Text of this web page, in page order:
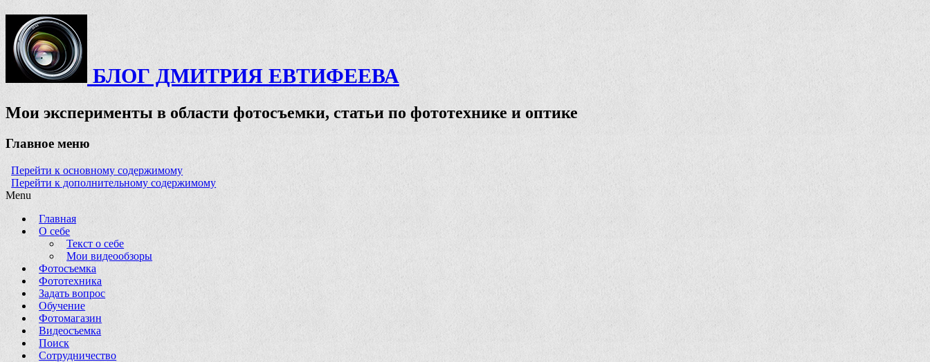
БЛОГ ДМИТРИЯ ЕВТИФЕЕВА
Мои эксперименты в области фотосъемки, статьи по фототехнике и оптике
Главное меню
Перейти к основному содержимому
Перейти к дополнительному содержимому
Menu
Главная
О себе
Текст о себе
Мои видеообзоры
Фотосъемка
Фототехника
Задать вопрос
Обучение
Фотомагазин
Видеосъемка
Поиск
Сотрудничество